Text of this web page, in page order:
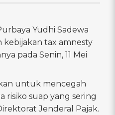
Yudhi Sadewa
tax amnesty
pada Senin, 11 Mei
untuk mencegah
suap yang sering
Jenderal Pajak.